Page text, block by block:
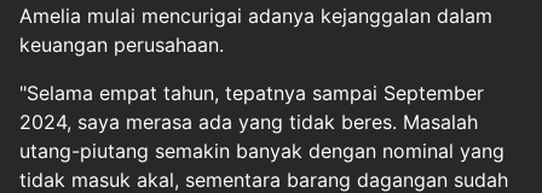
Amelia mulai mencurigai adanya kejanggalan dalam
keuangan perusahaan.
"Selama empat tahun, tepatnya sampai September
2024, saya merasa ada yang tidak beres. Masalah
utang-piutang semakin banyak dengan nominal yang
tidak masuk akal, sementara barang dagangan sudah